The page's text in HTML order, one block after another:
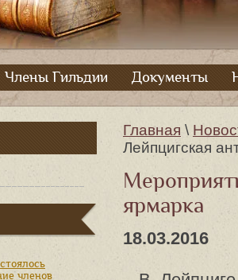
Члены Гильдии Документы
Главная \
Лейпцигская
ярмарка
18.03.2016
членов